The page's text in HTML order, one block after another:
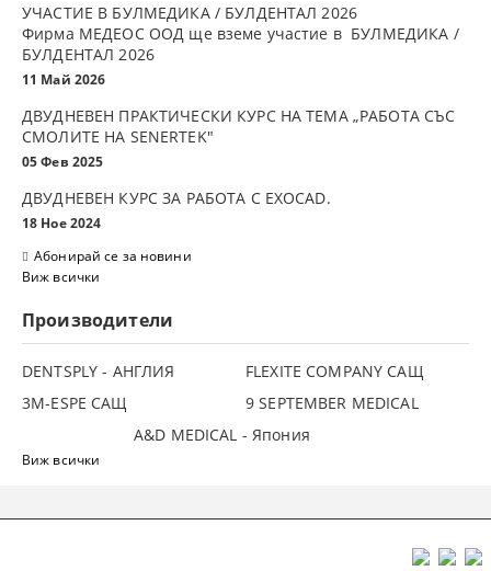
УЧАСТИЕ В БУЛМЕДИКА / БУЛДЕНТАЛ 2026
Фирма МЕДЕОС ООД ще вземе участие в БУЛМЕДИКА /
БУЛДЕНТАЛ 2026
11 Май 2026
ДВУДНЕВЕН ПРАКТИЧЕСКИ КУРС НА ТЕМА „РАБОТА СЪС
СМОЛИТЕ НА SENERTEK"
05 Фев 2025
ДВУДНЕВЕН КУРС ЗА РАБОТА С ЕXOCAD.
18 Ное 2024
Абонирай се за новини
Виж всички
Производители
DENTSPLY - АНГЛИЯ
FLEXITE COMPANY САЩ
3М-ESPE САЩ
9 SEPTEMBER MEDICAL
A&D MEDICAL - Япония
Виж всички